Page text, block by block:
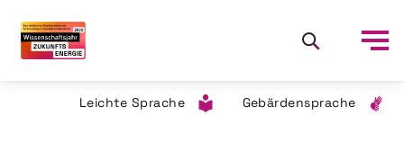
Leichte Sprache Gebärdensprache